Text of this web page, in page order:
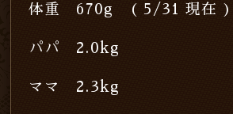
体重 670g ( 5/31 現在 )
パパ 2.0kg
ママ 2.3kg